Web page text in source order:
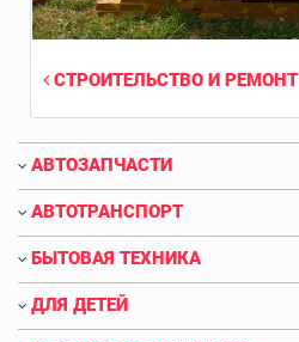
СТРОИТЕЛЬСТВО И РЕМОНТ
АВТОЗАПЧАСТИ
АВТОТРАНСПОРТ
БЫТОВАЯ ТЕХНИКА
ДЛЯ ДЕТЕЙ